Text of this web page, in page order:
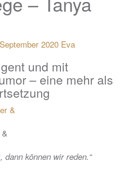
2020 Eva
und mit
– eine mehr als
dann können wir reden.“